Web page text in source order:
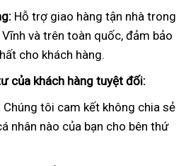
Hỗ trợ giao hàng tận nhà trong
và trên toàn quốc, đảm bảo
cho khách hàng.
của khách hàng tuyệt đối:
Chúng tôi cam kết không chia sẻ
nhân nào của bạn cho bên thứ